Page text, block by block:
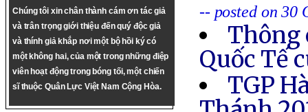
Chúng tôi xin chân thành cám ơn tác giả
và trân trọng giới thiệu đến quý độc giả
và thính giả khắp nơi một bộ hồi ký có
một không hai, của một trong những điệp
viên hoạt động trong bóng tối, một chiến
sĩ thuộc Quân Lực Việt Nam Cộng Hòa.
-- posted on 30
Thông
Quốc Tế
TGP